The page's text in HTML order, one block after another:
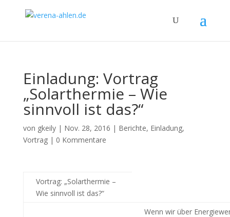
Einladung: Vortrag
„Solarthermie – Wie
sinnvoll ist das?“
von gkeily| Nov. 28, 2016 | Berichte, Einladung,
Vortrag| 0 Kommentare
Vortrag: „Solarthermie –
Wie sinnvoll ist das?“
Wenn wir über